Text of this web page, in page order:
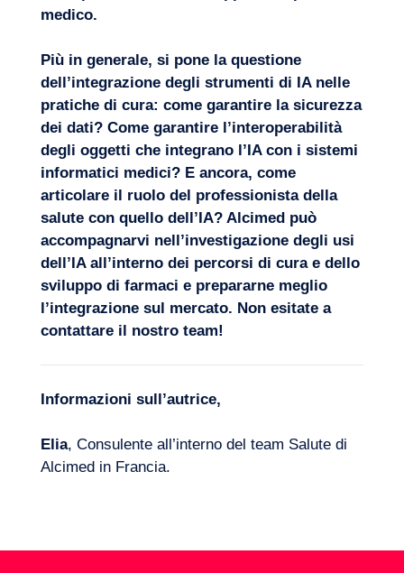
medico.
Più in generale, si pone la questione
dell’integrazione degli strumenti di IA nelle
pratiche di cura: come garantire la sicurezza
dei dati? Come garantire l’interoperabilità
degli oggetti che integrano l’IA con i sistemi
informatici medici? E ancora, come
articolare il ruolo del professionista della
salute con quello dell’IA? Alcimed può
accompagnarvi nell’investigazione degli usi
dell’IA all’interno dei percorsi di cura e dello
sviluppo di farmaci e prepararne meglio
l’integrazione sul mercato. Non esitate a
contattare il nostro team!
Informazioni sull’autrice,
Elia, Consulente all’interno del team Salute di
Alcimed in Francia.